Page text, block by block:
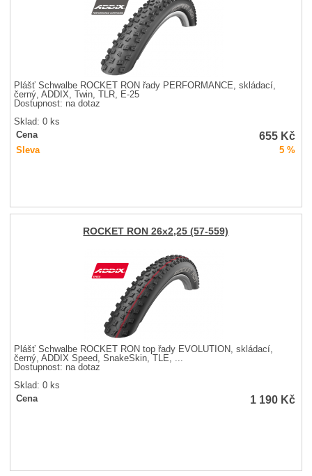
Plášť Schwalbe ROCKET RON řady PERFORMANCE, skládací,
černý, ADDIX, Twin, TLR, E-25
Dostupnost: na dotaz
Sklad: 0 ks
Cena
655 Kč
Sleva 5 %
ROCKET RON 26x2,25 (57-559)
Plášť Schwalbe ROCKET RON top řady EVOLUTION, skládací,
černý, ADDIX Speed, SnakeSkin, TLE, ...
Dostupnost: na dotaz
Sklad: 0 ks
Cena
1 190 Kč